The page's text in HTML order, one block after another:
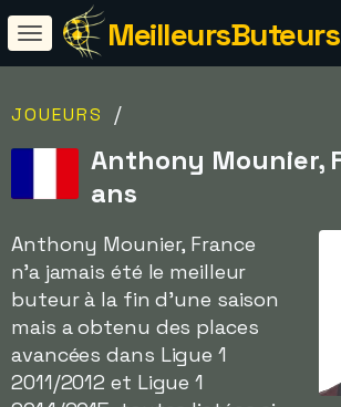
JOUEURS /
Anthony Mounier,
ans
Anthony Mounier, France
n'a jamais été le meilleur
buteur à la fin d'une saison
mais a obtenu des places
avancées dans Ligue 1
2011/2012 et Ligue 1